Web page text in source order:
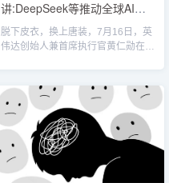
讲:DeepSeek等推动全球AI发
展
脱下皮衣，换上唐装，7月16日，英
伟达创始人兼首席执行官黄仁勋在第